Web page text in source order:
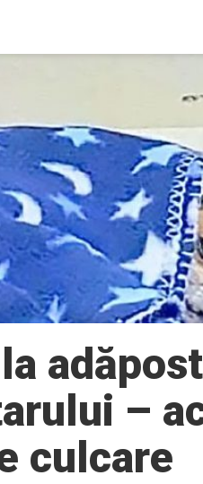
adăpost
–
culcare